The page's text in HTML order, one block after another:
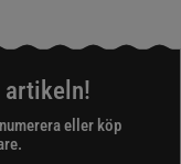
artikeln!
eller köp